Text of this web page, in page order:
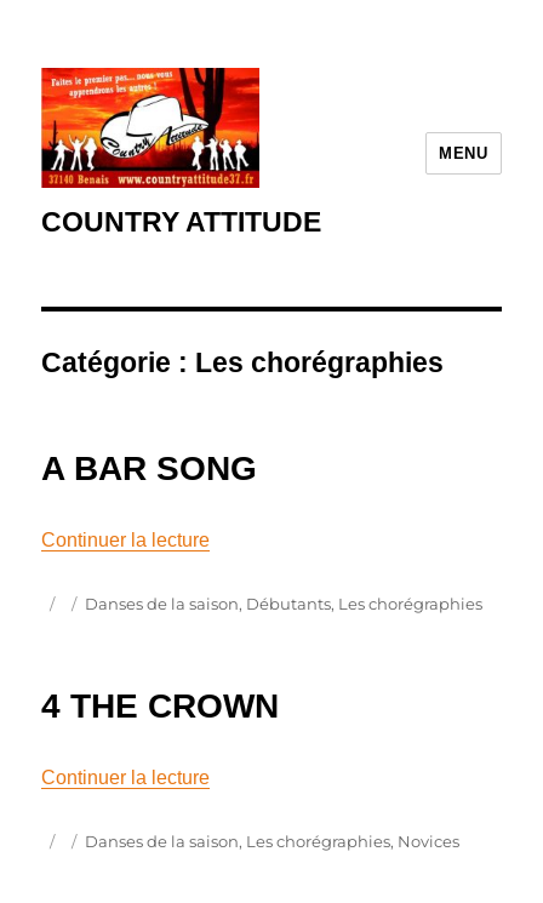
COUNTRY ATTITUDE
MENU
Catégorie : Les chorégraphies
A BAR SONG
Continuer la lecturede « A BAR SONG »
Publié
Catégories
Danses de la saison, Débutants, Les chorégraphies
4 THE CROWN
Continuer la lecturede « 4 THE CROWN »
Publié
Catégories
Danses de la saison, Les chorégraphies, Novices